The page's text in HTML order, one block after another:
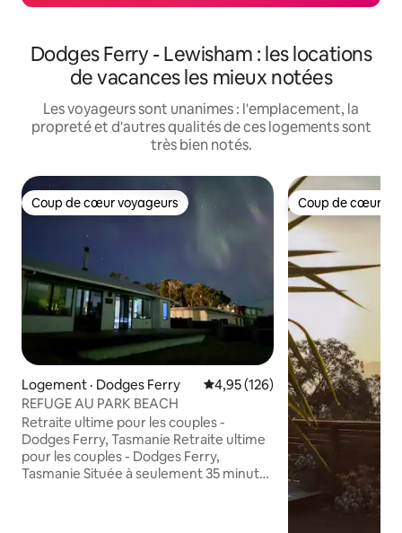
Dodges Ferry - Lewisham : les locations
de vacances les mieux notées
Les voyageurs sont unanimes : l'emplacement, la
propreté et d'autres qualités de ces logements sont
très bien notés.
Coup de cœur voyageurs
Coup de cœur voyageurs
Logement · Dodges Ferry Note moyenne de 4,95 sur 5,
4,95 (126)
REFUGE AU PARK BEACH
Retraite ultime pour les couples -
Dodges Ferry, Tasmanie Retraite ultime
pour les couples - Dodges Ferry,
Tasmanie Située à seulement 35 minutes
Coup de cœur
Coup de cœur